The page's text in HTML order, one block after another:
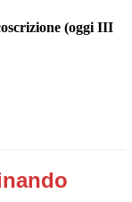
(oggi III